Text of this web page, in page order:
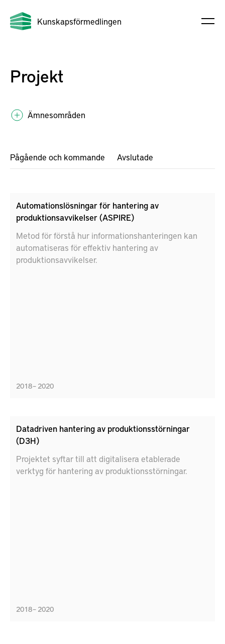
Kunskapsförmedlingen
Projekt
Ämnesområden
Pågående och kommande Avslutade
Automationslösningar för hantering av
produktionsavvikelser (ASPIRE)
Metod för förstå hur informationshanteringen kan
automatiseras för effektiv hantering av
produktionsavvikelser.
2018 – 2020
Datadriven hantering av produktionsstörningar
(D3H)
Projektet syftar till att digitalisera etablerade
verktyg för hantering av produktionsstörningar.
2018 – 2020